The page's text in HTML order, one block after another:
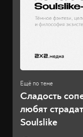
Сладость
любят
Soulslike